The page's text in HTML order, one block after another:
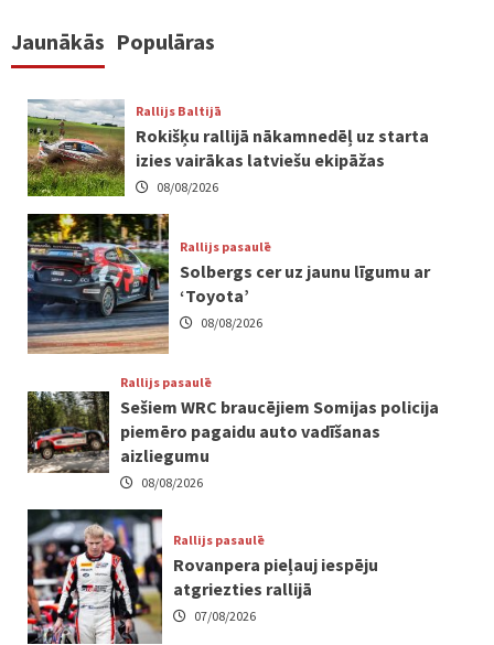
Jaunākās Populāras
Rallijs Baltijā
Rokišķu rallijā nākamnedēļ uz starta
izies vairākas latviešu ekipāžas
08/08/2026
Rallijs pasaulē
Solbergs cer uz jaunu līgumu ar
‘Toyota’
08/08/2026
Rallijs pasaulē
Sešiem WRC braucējiem Somijas policija
piemēro pagaidu auto vadīšanas
aizliegumu
08/08/2026
Rallijs pasaulē
Rovanpera pieļauj iespēju
atgriezties rallijā
07/08/2026